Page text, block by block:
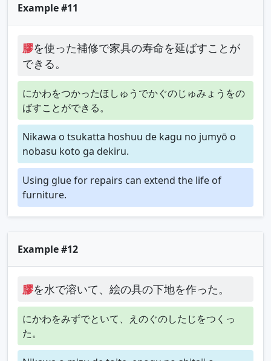
Example #11
膠を使った補修で家具の寿命を延ばすことが
できる。
にかわをつかったほしゅうでかぐのじゅみょうをの
ばすことができる。
Nikawa o tsukatta hoshuu de kagu no jumyō o
nobasu koto ga dekiru.
Using glue for repairs can extend the life of
furniture.
Example #12
膠を水で溶いて、絵の具の下地を作った。
にかわをみずでといて、えのぐのしたじをつくっ
た。